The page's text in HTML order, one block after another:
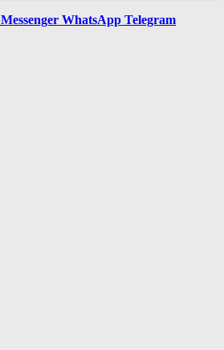
Messenger WhatsApp Telegram